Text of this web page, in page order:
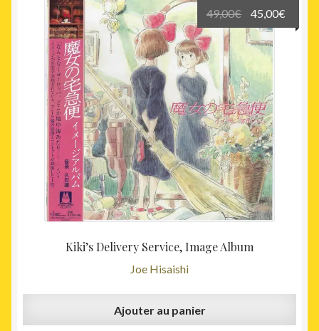
Kiki’s Delivery Service, Image Album
Joe Hisaishi
49,00€
Le
prix
initial
était :
49,00€.
45,00€
prix
Ajouter au panier